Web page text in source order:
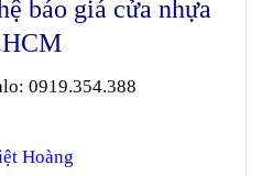
báo giá cửa nhựa
: 0919.354.388
Hoàng